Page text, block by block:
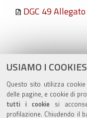
USIAMO I COOKIES
Questo sito utilizza
delle pagine, e cookie di
tutti i cookiesi
profilazione. Chiudendo il
DGC 49
sul
documento
ultima modifica